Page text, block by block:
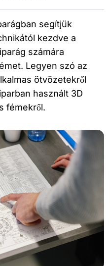
segítjük
kezdve a
számára
Legyen szó az
ötvözetekről
használt 3D
fémekről.